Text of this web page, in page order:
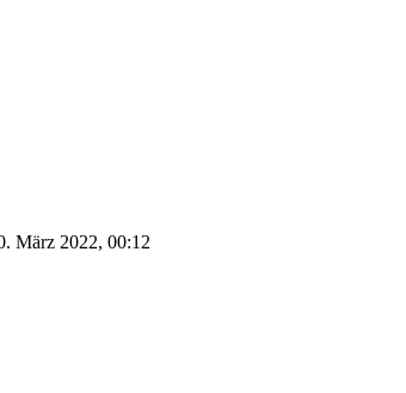
März 2022, 00:12